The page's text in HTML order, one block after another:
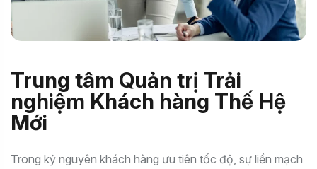
Trung tâm Quản trị Trải
nghiệm Khách hàng Thế Hệ
Mới
Trong kỷ nguyên khách hàng ưu tiên tốc độ, sự liền mạch